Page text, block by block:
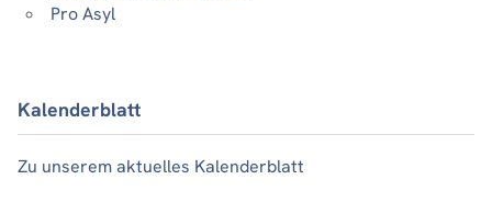
Pro Asyl
Kalenderblatt
Zu unserem aktuelles Kalenderblatt